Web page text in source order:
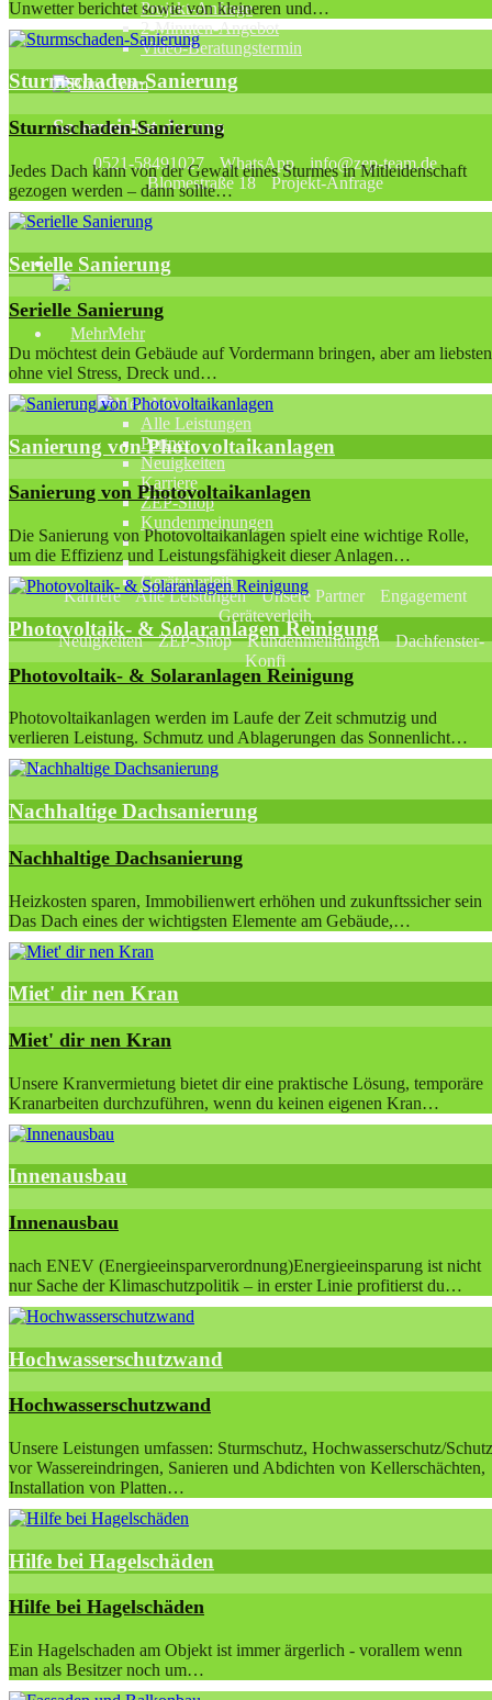
Projekt-Anfrage
2-Minuten-Angebot
Video-Beratungstermin
So erreichst du uns
0521-58491027 WhatsApp info@zep-team.de
Blomestraße 18 Projekt-Anfrage
Mehr
Mehr
Alle Leistungen
Partner
Neuigkeiten
Karriere
ZEP-Shop
Kundenmeinungen
Geräteverleih
Karriere Alle Leistungen Unsere Partner
Engagement
Geräteverleih
Neuigkeiten ZEP-Shop Kundenmeinungen Dachfenster-
Konfi
Unwetter berichtet sowie von kleineren und…
Sturmschaden-Sanierung
Sturmschaden-Sanierung
Jedes Dach kann von der Gewalt eines Sturmes in Mitleidenschaft
gezogen werden – dann sollte…
Serielle Sanierung
Serielle Sanierung
Du möchtest dein Gebäude auf Vordermann bringen, aber am liebsten
ohne viel Stress, Dreck und…
Sanierung von Photovoltaikanlagen
Sanierung von Photovoltaikanlagen
Die Sanierung von Photovoltaikanlagen spielt eine wichtige Rolle,
um die Effizienz und Leistungsfähigkeit dieser Anlagen…
Photovoltaik- & Solaranlagen Reinigung
Photovoltaik- & Solaranlagen Reinigung
Photovoltaikanlagen werden im Laufe der Zeit schmutzig und
verlieren Leistung. Schmutz und Ablagerungen das Sonnenlicht…
Nachhaltige Dachsanierung
Nachhaltige Dachsanierung
Heizkosten sparen, Immobilienwert erhöhen und zukunftssicher sein
Das Dach eines der wichtigsten Elemente am Gebäude,…
Miet' dir nen Kran
Miet' dir nen Kran
Unsere Kranvermietung bietet dir eine praktische Lösung, temporäre
Kranarbeiten durchzuführen, wenn du keinen eigenen Kran…
Innenausbau
Innenausbau
nach ENEV (Energieeinsparverordnung)Energieeinsparung ist nicht
nur Sache der Klimaschutzpolitik – in erster Linie profitierst du…
Hochwasserschutzwand
Hochwasserschutzwand
Unsere Leistungen umfassen: Sturmschutz, Hochwasserschutz/Schutz
vor Wassereindringen, Sanieren und Abdichten von Kellerschächten,
Installation von Platten…
Hilfe bei Hagelschäden
Hilfe bei Hagelschäden
Ein Hagelschaden am Objekt ist immer ärgerlich - vorallem wenn
man als Besitzer noch um…